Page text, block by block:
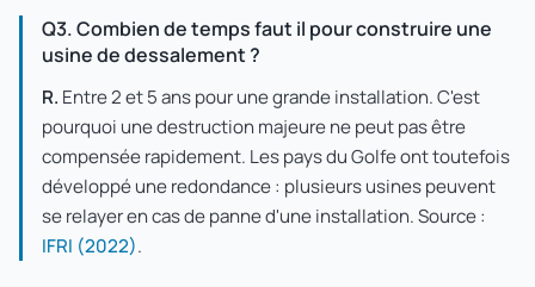
Q3. Combien de temps faut il pour construire une
usine de dessalement ?
R. Entre 2 et 5 ans pour une grande installation. C'est
pourquoi une destruction majeure ne peut pas être
compensée rapidement. Les pays du Golfe ont toutefois
développé une redondance : plusieurs usines peuvent
se relayer en cas de panne d'une installation. Source :
IFRI (2022).